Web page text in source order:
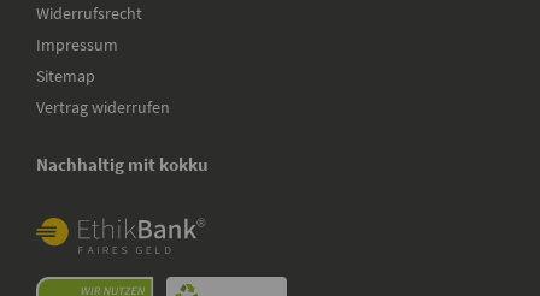
Widerrufsrecht
Impressum
Sitemap
Vertrag widerrufen
Nachhaltig mit kokku